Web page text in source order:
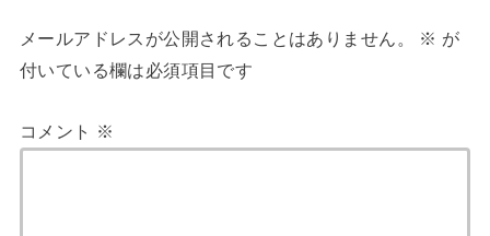
メールアドレスが公開されることはありません。 ※ が
付いている欄は必須項目です
コメント ※